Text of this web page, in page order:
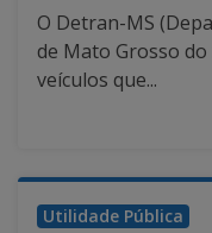
O Detran-MS
de Mato Grosso
veículos que...
Utilidade Pública